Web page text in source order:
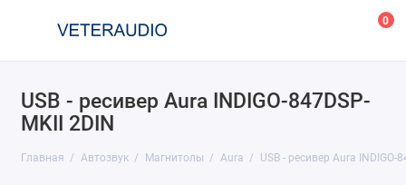
0
USB - ресивер Aura INDIGO-847DSP-
MKII 2DIN
Главная Автозвук Магнитолы Aura USB - ресивер Aura INDIGO-